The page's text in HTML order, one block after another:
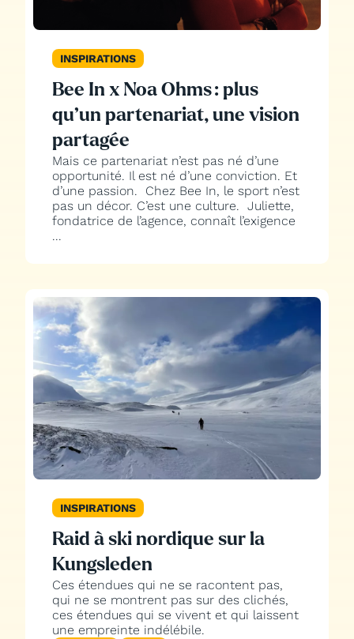
INSPIRATIONS
Bee In x Noa Ohms : plus
qu’un partenariat, une vision
partagée
Mais ce partenariat n’est pas né d’une
opportunité. Il est né d’une conviction. Et
d’une passion. Chez Bee In, le sport n’est
pas un décor. C’est une culture. Juliette,
fondatrice de l’agence, connaît l’exigence
...
INSPIRATIONS
Raid à ski nordique sur la
Kungsleden
Ces étendues qui ne se racontent pas,
qui ne se montrent pas sur des clichés,
ces étendues qui se vivent et qui laissent
une empreinte indélébile.